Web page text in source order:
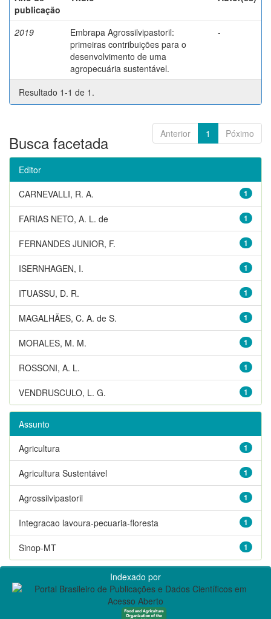
publicação
2019
Embrapa Agrossilvipastoril:
primeiras contribuições para o
desenvolvimento de uma
agropecuária sustentável.
-
Resultado 1-1 de 1.
Anterior 1 Póximo
Busca facetada
Editor
1
CARNEVALLI, R. A.
1
FARIAS NETO, A. L. de
1
FERNANDES JUNIOR, F.
1
ISERNHAGEN, I.
1
ITUASSU, D. R.
1
MAGALHÃES, C. A. de S.
1
MORALES, M. M.
1
ROSSONI, A. L.
1
VENDRUSCULO, L. G.
Assunto
1
Agricultura
1
Agricultura Sustentável
1
Agrossilvipastoril
1
Integracao lavoura-pecuaria-floresta
1
Sinop-MT
Indexado por